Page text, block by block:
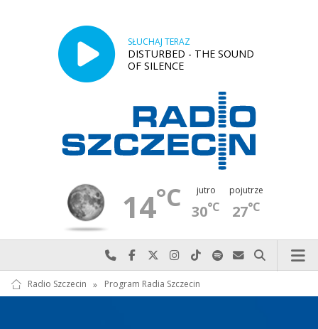
SŁUCHAJ TERAZ
DISTURBED - THE SOUND
OF SILENCE
14°C jutro
30°C
pojutrze
27°C
Najlepiej po prostu do nas zadzwoń
Odwiedź nas na Facebook-u
Odwiedź nas na X
Odwiedź nas na Instagram-ie
Odwiedź nas na TikTok-u
Szukaj nas na Spotify
Wyślij do nas
Szukaj
Radio Szczecin » Program Radia Szczecin